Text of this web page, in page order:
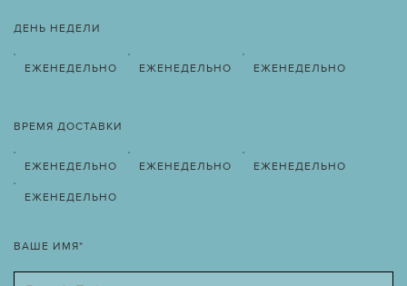
ДЕНЬ НЕДЕЛИ
ЕЖЕНЕДЕЛЬНО ЕЖЕНЕДЕЛЬНО ЕЖЕНЕДЕЛЬНО
ВРЕМЯ ДОСТАВКИ
ЕЖЕНЕДЕЛЬНО ЕЖЕНЕДЕЛЬНО ЕЖЕНЕДЕЛЬНО
ЕЖЕНЕДЕЛЬНО
ВАШЕ ИМЯ*